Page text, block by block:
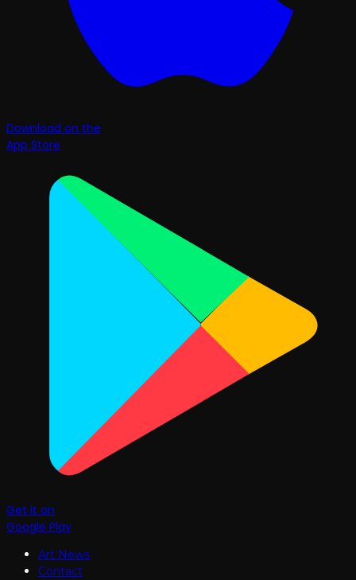
Download on the
App Store
Get it on
Google Play
Art News
Contact